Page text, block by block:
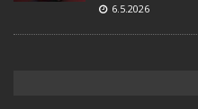
6.5.2026